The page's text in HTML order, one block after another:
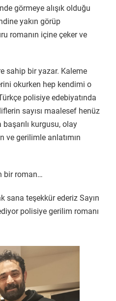
görmeye alışık olduğu
yakın görüp
romanın içine çeker ve
sahip bir yazar. Kaleme
okurken hep kendimi o
polisiye edebiyatında
sayısı maalesef henüz
kurgusu, olay
ve gerilimle anlatımın
bir roman…
sana teşekkür ederiz Sayın
polisiye gerilim romanı